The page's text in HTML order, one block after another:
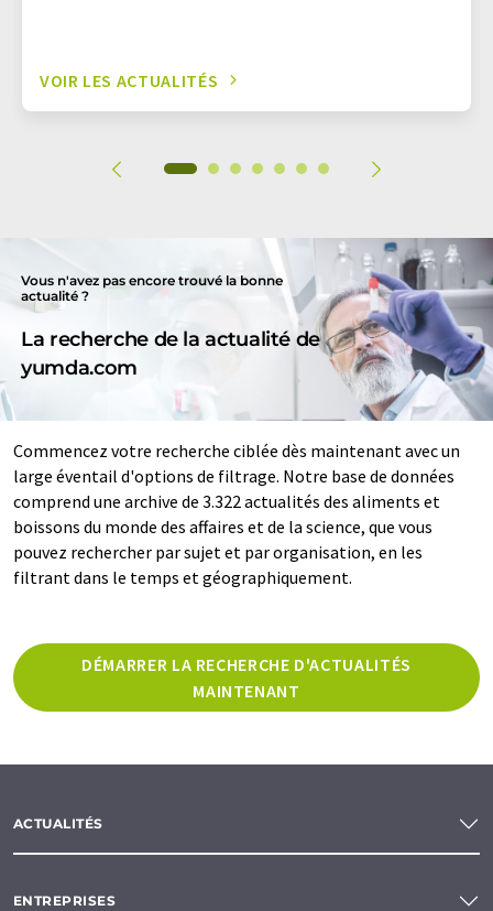
VOIR LES ACTUALITÉS
Vous n'avez pas encore trouvé la bonne
actualité ?
La recherche de la actualité de
yumda.com
Commencez votre recherche ciblée dès maintenant avec un
large éventail d'options de filtrage. Notre base de données
comprend une archive de 3.322 actualités des aliments et
boissons du monde des affaires et de la science, que vous
pouvez rechercher par sujet et par organisation, en les
filtrant dans le temps et géographiquement.
DÉMARRER LA RECHERCHE D'ACTUALITÉS
MAINTENANT
ACTUALITÉS
ENTREPRISES